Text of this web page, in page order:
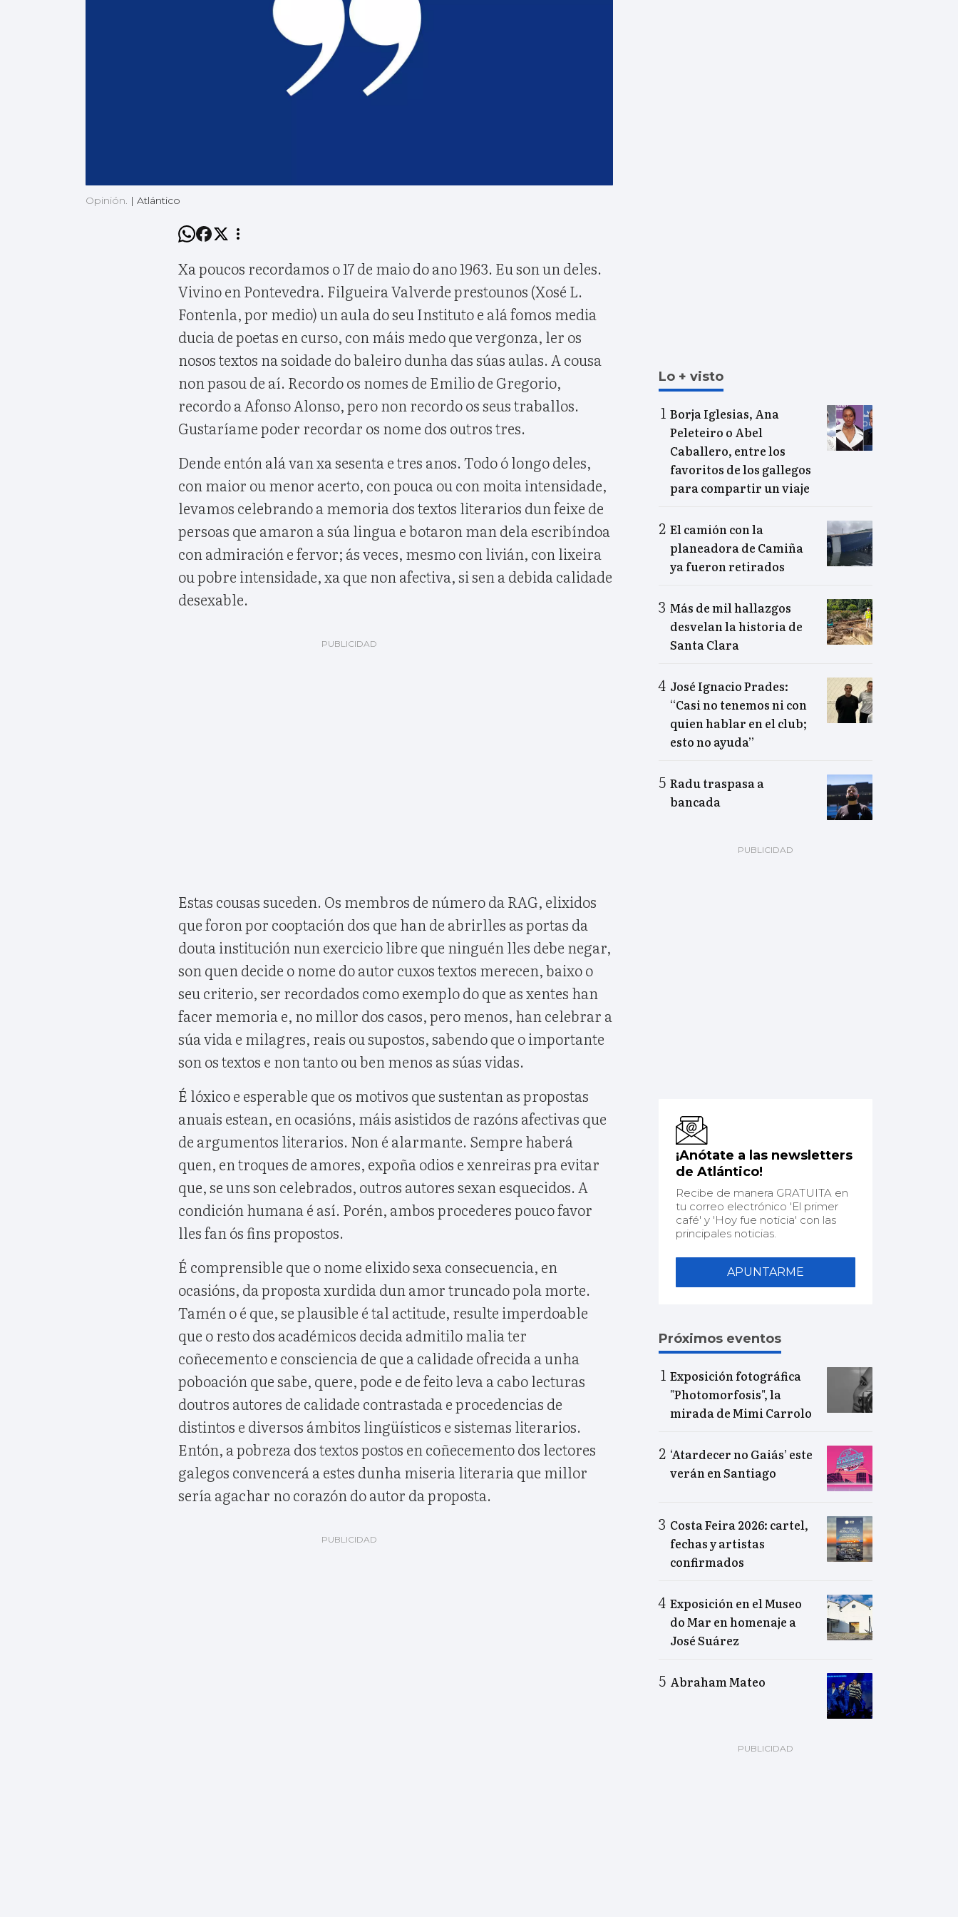
Opinión. | Atlántico
Xa poucos recordamos o 17 de maio do ano 1963. Eu son un deles.
Vivino en Pontevedra. Filgueira Valverde prestounos (Xosé L.
Fontenla, por medio) un aula do seu Instituto e alá fomos media
ducia de poetas en curso, con máis medo que vergonza, ler os
nosos textos na soidade do baleiro dunha das súas aulas. A cousa
non pasou de aí. Recordo os nomes de Emilio de Gregorio,
recordo a Afonso Alonso, pero non recordo os seus traballos.
Gustaríame poder recordar os nome dos outros tres.
Dende entón alá van xa sesenta e tres anos. Todo ó longo deles,
con maior ou menor acerto, con pouca ou con moita intensidade,
levamos celebrando a memoria dos textos literarios dun feixe de
persoas que amaron a súa lingua e botaron man dela escribíndoa
con admiración e fervor; ás veces, mesmo con livián, con lixeira
ou pobre intensidade, xa que non afectiva, si sen a debida calidade
desexable.
Estas cousas suceden. Os membros de número da RAG, elixidos
que foron por cooptación dos que han de abrirlles as portas da
douta institución nun exercicio libre que ninguén lles debe negar,
son quen decide o nome do autor cuxos textos merecen, baixo o
seu criterio, ser recordados como exemplo do que as xentes han
facer memoria e, no millor dos casos, pero menos, han celebrar a
súa vida e milagres, reais ou supostos, sabendo que o importante
son os textos e non tanto ou ben menos as súas vidas.
É lóxico e esperable que os motivos que sustentan as propostas
anuais estean, en ocasións, máis asistidos de razóns afectivas que
de argumentos literarios. Non é alarmante. Sempre haberá
quen, en troques de amores, expoña odios e xenreiras pra evitar
que, se uns son celebrados, outros autores sexan esquecidos. A
condición humana é así. Porén, ambos procederes pouco favor
lles fan ós fins propostos.
É comprensible que o nome elixido sexa consecuencia, en
ocasións, da proposta xurdida dun amor truncado pola morte.
Tamén o é que, se plausible é tal actitude, resulte imperdoable
que o resto dos académicos decida admitilo malia ter
coñecemento e consciencia de que a calidade ofrecida a unha
poboación que sabe, quere, pode e de feito leva a cabo lecturas
doutros autores de calidade contrastada e procedencias de
distintos e diversos ámbitos lingüísticos e sistemas literarios.
Entón, a pobreza dos textos postos en coñecemento dos lectores
galegos convencerá a estes dunha miseria literaria que millor
sería agachar no corazón do autor da proposta.
Lo + visto
Borja Iglesias, Ana
Peleteiro o Abel
Caballero, entre los
favoritos de los gallegos
para compartir un viaje
El camión con la
planeadora de Camiña
ya fueron retirados
Más de mil hallazgos
desvelan la historia de
Santa Clara
José Ignacio Prades:
“Casi no tenemos ni con
quien hablar en el club;
esto no ayuda”
Radu traspasa a
bancada
¡Anótate a las newsletters
de Atlántico!
Recibe de manera GRATUITA en
tu correo electrónico 'El primer
café' y 'Hoy fue noticia' con las
principales noticias.
APUNTARME
Próximos eventos
Exposición fotográfica
"Photomorfosis", la
mirada de Mimi Carrolo
‘Atardecer no Gaiás’ este
verán en Santiago
Costa Feira 2026: cartel,
fechas y artistas
confirmados
Exposición en el Museo
do Mar en homenaje a
José Suárez
Abraham Mateo